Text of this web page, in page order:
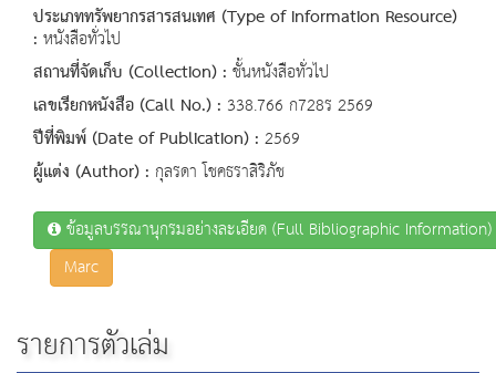
ประเภททรัพยากรสารสนเทศ (Type of Information Resource)
: หนังสือทั่วไป
สถานที่จัดเก็บ (Collection) : ชั้นหนังสือทั่วไป
เลขเรียกหนังสือ (Call No.) : 338.766 ก728ร 2569
ปีที่พิมพ์ (Date of Publication) : 2569
ผู้แต่ง (Author) : กุลรดา โชคธราสิริภัช
ข้อมูลบรรณานุกรมอย่างละเอียด (Full Bibliographic Information)
Marc
รายการตัวเล่ม